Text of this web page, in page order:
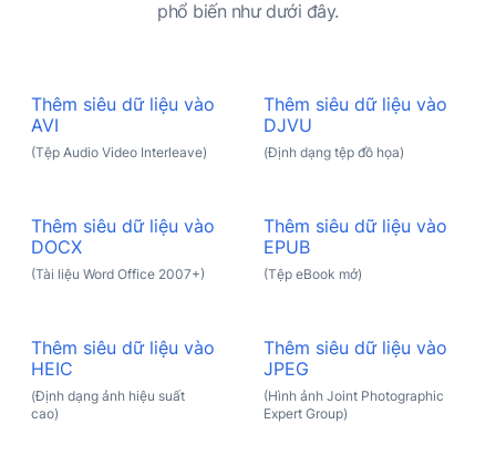
phổ biến như dưới đây.
Thêm siêu dữ liệu vào
AVI
(Tệp Audio Video Interleave)
Thêm siêu dữ liệu vào
DJVU
(Định dạng tệp đồ họa)
Thêm siêu dữ liệu vào
DOCX
(Tài liệu Word Office 2007+)
Thêm siêu dữ liệu vào
EPUB
(Tệp eBook mở)
Thêm siêu dữ liệu vào
HEIC
(Định dạng ảnh hiệu suất
cao)
Thêm siêu dữ liệu vào
JPEG
(Hình ảnh Joint Photographic
Expert Group)